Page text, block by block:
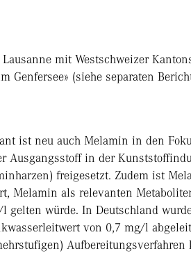
mit Westschweizer
Genfersee» (siehe separaten
ist neu auch Melamin in den
Ausgangsstoff in der
freigesetzt. Zudem ist
Melamin als relevanten
gelten würde. In Deutschland
von 0,7 mg/l
Aufbereitungsverfahren